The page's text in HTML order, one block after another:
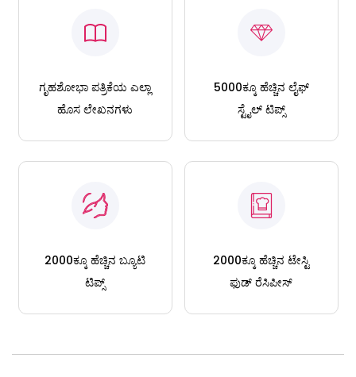
ಗೃಹಶೋಭಾ ಪತ್ರಿಕೆಯ ಎಲ್ಲಾ
ಹೊಸ ಲೇಖನಗಳು
5000ಕ್ಕೂ ಹೆಚ್ಚಿನ ಲೈಫ್
ಸ್ಟೈಲ್ ಟಿಪ್ಸ್
2000ಕ್ಕೂ ಹೆಚ್ಚಿನ ಬ್ಯೂಟಿ
ಟಿಪ್ಸ್
2000ಕ್ಕೂ ಹೆಚ್ಚಿನ ಟೇಸ್ಟಿ
ಫುಡ್ ರೆಸಿಪೀಸ್